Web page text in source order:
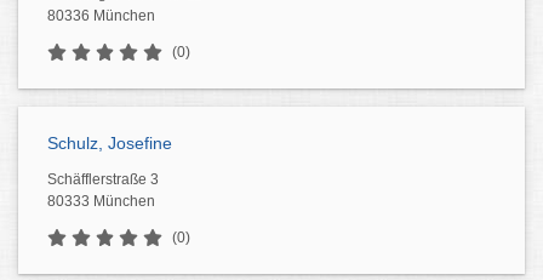
80336 München
(0)
Schulz, Josefine
Schäfflerstraße 3
80333 München
(0)